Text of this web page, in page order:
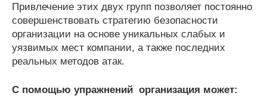
Привлечение этих двух групп позволяет постоянно
совершенствовать стратегию безопасности
организации на основе уникальных слабых и
уязвимых мест компании, а также последних
реальных методов атак.
С помощью упражнений организация может: